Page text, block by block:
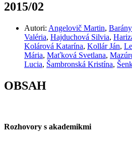
2015/02
Autori: Angelovič Martin,
Valéria, Hajduchová Silvia,
Kolárová Katarína, Kollár Ján,
Mária, Maťková Svetlana,
Lucia, Šambronská Kristína,
OBSAH
Rozhovory s akademikmi